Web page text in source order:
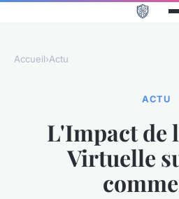
Accueil›Actu
ACTU
L'Impact de
Virtuelle